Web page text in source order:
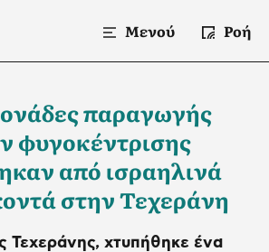
Μενού Ροή
παραγωγής
φυγοκέντρισης
από ισραηλινά
στην Τεχεράνη
Τεχεράνης, χτυπήθηκε ένα